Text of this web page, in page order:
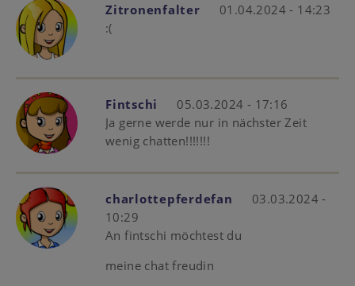
Zitronenfalter
01.04.2024 - 14:23
:(
Fintschi
05.03.2024 - 17:16
Ja gerne werde nur in nächster Zeit
wenig chatten!!!!!!!
charlottepferdefan
03.03.2024 -
10:29
An fintschi möchtest du
meine chat freudin